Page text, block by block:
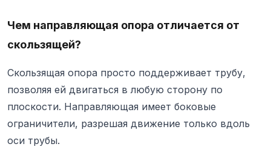
Чем направляющая опора отличается от
скользящей?
Скользящая опора просто поддерживает трубу,
позволяя ей двигаться в любую сторону по
плоскости. Направляющая имеет боковые
ограничители, разрешая движение только вдоль
оси трубы.